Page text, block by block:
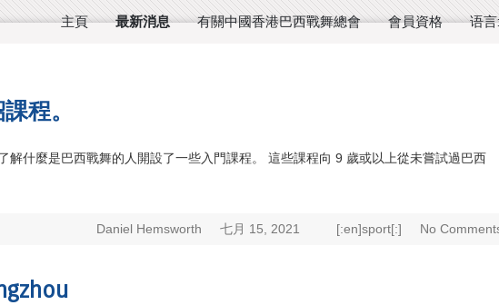
主頁 最新消息 有關中國香港巴西戰舞總會 會員資格 语
程。
解什麼是巴西戰舞的人開設了一些入門課程。 這些課程向 9 歲或以上從未嘗試過巴西
Daniel Hemsworth 七月 15, 2021 [:en]sport[:] No